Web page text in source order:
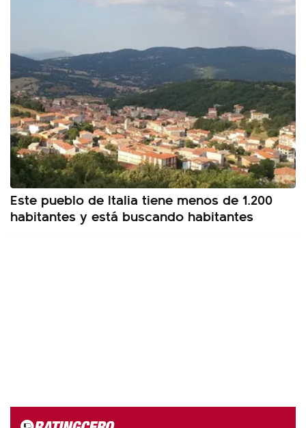
Este pueblo de Italia tiene menos de 1.200
habitantes y está buscando habitantes